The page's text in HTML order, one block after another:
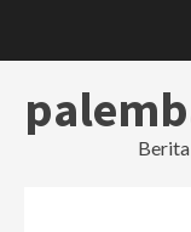
Berita